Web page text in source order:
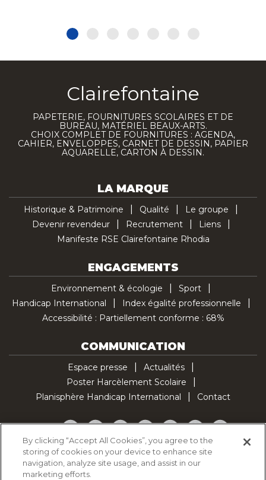
Clairefontaine
PAPETERIE, FOURNITURES SCOLAIRES ET DE
BUREAU, MATÉRIEL BEAUX-ARTS.
CHOIX COMPLET DE FOURNITURES : AGENDA,
CAHIER, ENVELOPPES, CARNET DE DESSIN, PAPIER
AQUARELLE, CARTON À DESSIN.
LA MARQUE
Historique & Patrimoine Qualité
Le groupe
Devenir revendeur
Recrutement
Liens
Manifeste RSE Clairefontaine Rhodia
ENGAGEMENTS
Environnement & écologie
Sport
Handicap International
Index égalité professionnelle
Accessibilité : Partiellement conforme : 68%
COMMUNICATION
Espace presse
Actualités
Poster Harcèlement Scolaire
Planisphère Handicap International
Contact
Facebook
TwitterYouTubePinterestInstagramLinkedInTikTok
Politique d'utilisation des cookies
Politique de confidentialité
By clicking “Accept All Cookies”, you agree to the
storing of cookies on your device to enhance site
navigation, analyze site usage, and assist in our
marketing efforts.